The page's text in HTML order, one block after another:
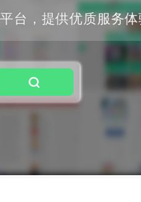
台，提供优质服务体